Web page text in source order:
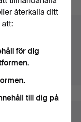
återkalla ditt
för dig
till dig på